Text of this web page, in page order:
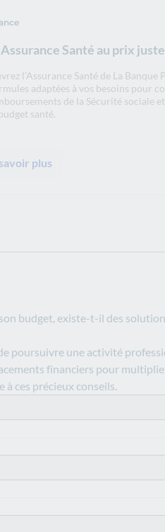
Santé au prix juste
l’Assurance Santé de La Banque
adaptées à vos besoins pour
de la Sécurité sociale
santé.
plus
budget, existe-t-il des
poursuivre une activité
financiers pour
à ces précieux conseils.